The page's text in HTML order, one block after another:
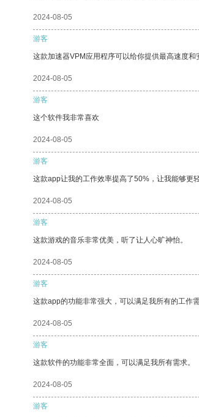
2024-08-05
游客
这款加速器VPM应用程序可以给你提供最高速度和
2024-08-05
游客
这个软件我非常喜欢
2024-08-05
游客
这款app让我的工作效率提高了50%，让我能够更
2024-08-05
游客
这款游戏的音乐非常优美，听了让人心旷神怡。
2024-08-05
游客
这款app的功能非常强大，可以满足我所有的工作
2024-08-05
游客
这款软件的功能非常全面，可以满足我所有需求。
2024-08-05
游客